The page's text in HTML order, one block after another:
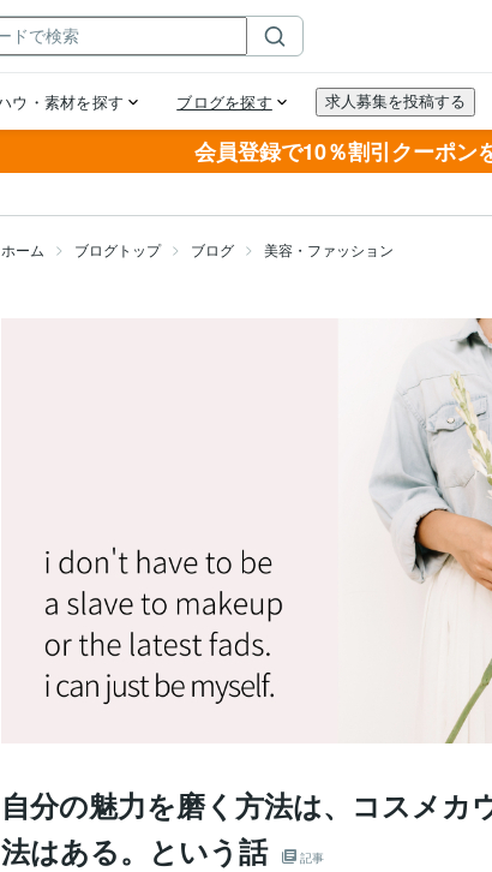
会員登録で10％割引クーポン
ホーム ブログトップ ブログ 美容・ファッション
自分の魅力を磨く方法は、コスメカ
法はある。という話
記事